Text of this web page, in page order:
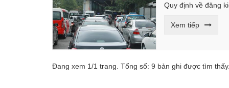
Quy định về đăng
Xem tiếp
Đang xem 1/1 trang. Tổng số: 9 bản ghi được tìm